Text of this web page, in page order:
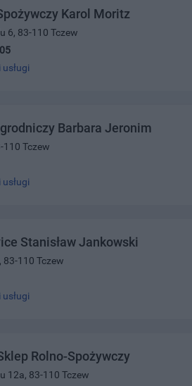
Karol Moritz
6, 83-110 Tczew
Barbara Jeronim
110 Tczew
Stanisław Jankowski
83-110 Tczew
Rolno-Spożywczy
12a, 83-110 Tczew